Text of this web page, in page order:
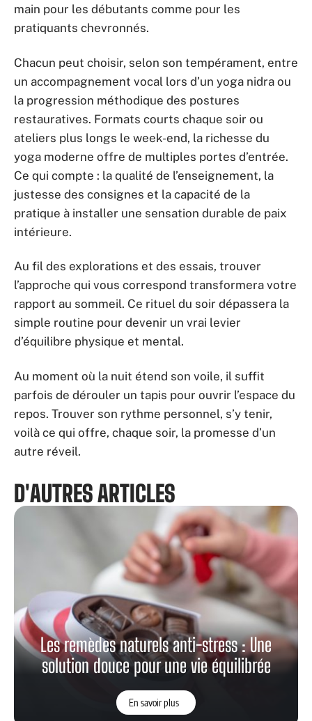
main pour les débutants comme pour les
pratiquants chevronnés.
Chacun peut choisir, selon son tempérament, entre
un accompagnement vocal lors d’un yoga nidra ou
la progression méthodique des postures
restauratives. Formats courts chaque soir ou
ateliers plus longs le week-end, la richesse du
yoga moderne offre de multiples portes d’entrée.
Ce qui compte : la qualité de l’enseignement, la
justesse des consignes et la capacité de la
pratique à installer une sensation durable de paix
intérieure.
Au fil des explorations et des essais, trouver
l’approche qui vous correspond transformera votre
rapport au sommeil. Ce rituel du soir dépassera la
simple routine pour devenir un vrai levier
d’équilibre physique et mental.
Au moment où la nuit étend son voile, il suffit
parfois de dérouler un tapis pour ouvrir l’espace du
repos. Trouver son rythme personnel, s’y tenir,
voilà ce qui offre, chaque soir, la promesse d’un
autre réveil.
D'AUTRES ARTICLES
Les remèdes naturels anti-stress : Une
solution douce pour une vie équilibrée
En savoir plus